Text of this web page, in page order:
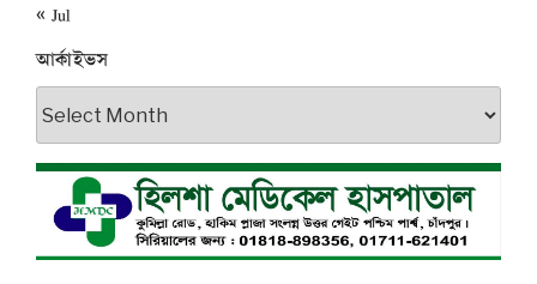
« Jul
আর্কাইভস
আর্কাইভস